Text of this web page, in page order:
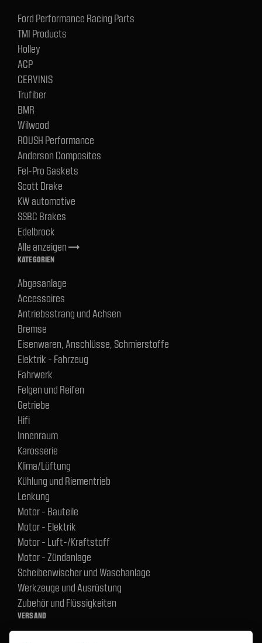
Ford Performance Racing Parts
TMI Products
Holley
ACP
CERVINIS
Trufiber
BMR
Wilwood
ROUSH Performance
Anderson Composites
Fel-Pro Gaskets
Scott Drake
KW automotive
SSBC Brakes
Edelbrock
Alle anzeigentrending_flat
KATEGORIEN
Abgasanlage
Accessoires
Antriebsstrang und Achsen
Bremse
Eisenwaren, Anschlüsse, Schmierstoffe
Elektrik - Fahrzeug
Fahrwerk
Felgen und Reifen
Getriebe
Hifi
Innenraum
Karosserie
Klima/Lüftung
Kühlung und Riementrieb
Lenkung
Motor - Bauteile
Motor - Elektrik
Motor - Luft-/Kraftstoff
Motor - Zündanlage
Scheibenwischer und Waschanlage
Werkzeuge und Ausrüstung
Zubehör und Flüssigkeiten
VERSAND